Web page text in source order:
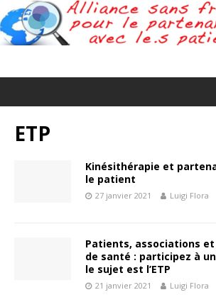
ETP
Kinésithérapie et
le patient
27 janvier 2021 Luigi Flora
Patients, associations
de santé : participez à
le sujet est l’ETP
21 janvier 2021 Luigi Flora